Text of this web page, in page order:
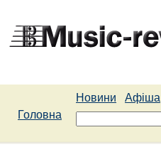
Новини Афіша
Головна